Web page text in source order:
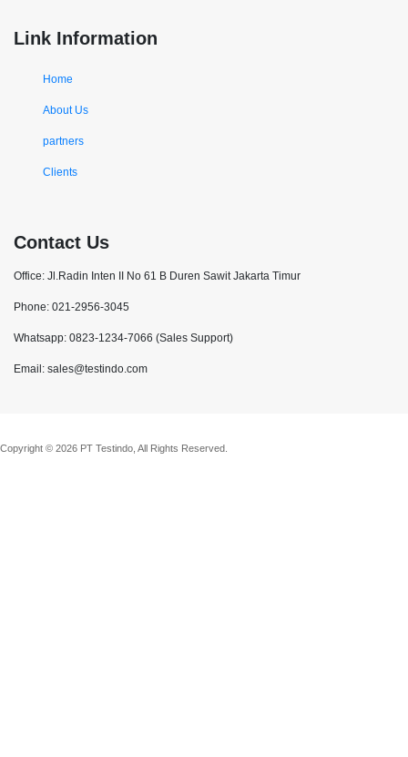
Link Information
Home
About Us
partners
Clients
Contact Us
Office: Jl.Radin Inten II No 61 B Duren Sawit Jakarta Timur
Phone: 021-2956-3045
Whatsapp: 0823-1234-7066 (Sales Support)
Email: sales@testindo.com
Copyright © 2026 PT Testindo, All Rights Reserved.